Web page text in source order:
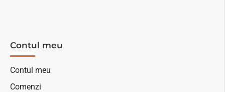
Contul meu
Contul meu
Comenzi